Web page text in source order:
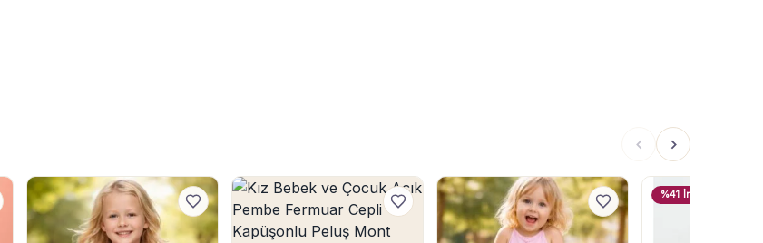
%41 İndirim